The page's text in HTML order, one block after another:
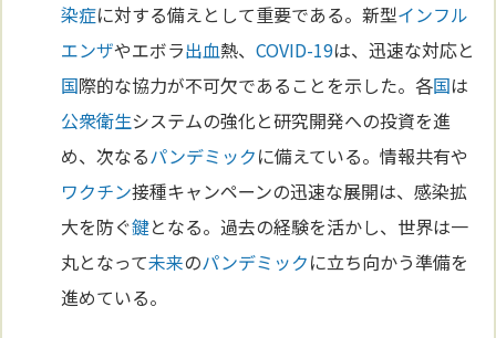
染症に対する備えとして重要である。新型インフル
エンザやエボラ出血熱、COVID-19は、迅速な対応と
国際的な協力が不可欠であることを示した。各国は
公衆衛生システムの強化と研究開発への投資を進
め、次なるパンデミックに備えている。情報共有や
ワクチン接種キャンペーンの迅速な展開は、感染拡
大を防ぐ鍵となる。過去の経験を活かし、世界は一
丸となって未来のパンデミックに立ち向かう準備を
進めている。